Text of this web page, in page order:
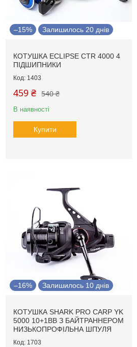
–15% Залишилось 20 днів
КОТУШКА ECLIPSE CTR 4000 4
ПІДШИПНИКИ
1403
540 ₴
459 ₴
В наявності
Купити
–16% Залишилось 10 днів
КОТУШКА SHARK PRO CARP YK
5000 10+1BB З БАЙТРАННЕРОМ
НИЗЬКОПРОФІЛЬНА ШПУЛЯ
1703